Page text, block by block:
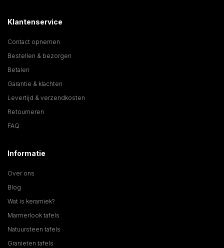
Klantenservice
Contact opnemen
Bestellen & bezorgen
Betalen
Garantie & klachten
Levertijd & verzendkosten
Retourneren
FAQ
Informatie
Over ons
Blog
Wat is keramiek?
Marmerlook tafels
Natuursteen tafels
Granieten tafels